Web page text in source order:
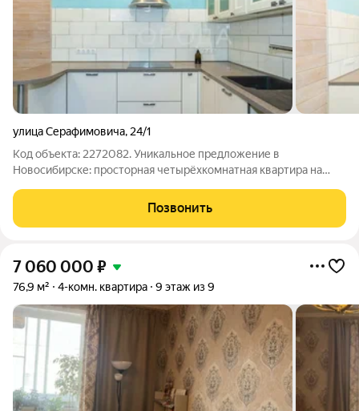
улица Серафимовича, 24/1
Код объекта: 2272082. Уникальное предложение в
Новосибирске: просторная четырёхкомнатная квартира на
семьи или тех, кто ценит дополнительное пространство.
Квартира расположена на четвёртом
Позвонить
7 060 000 ₽
76,9 м² 4-комн. квартира 9 этаж из 9